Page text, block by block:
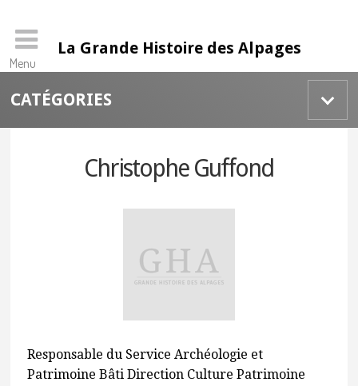
toCATÉGORIES
Christophe Guffond
Responsable du Service Archéologie et
Patrimoine Bâti Direction Culture Patrimoine
Menu
La Grande Histoire des Alpages